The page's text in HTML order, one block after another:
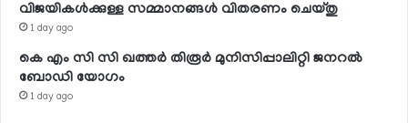
വിജയികള്‍ക്കുള്ള സമ്മാനങ്ങള്‍ വിതരണം ചെയ്തു
1 day ago
കെ എം സി സി ഖത്തര്‍ തിരൂര്‍ മുനിസിപ്പാലിറ്റി ജനറല്‍
ബോഡി യോഗം
1 day ago